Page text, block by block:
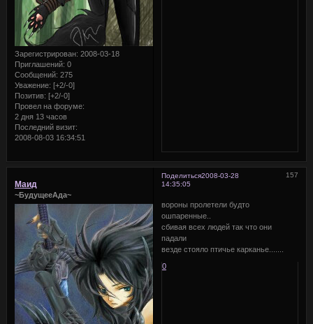
Зарегистрирован: 2008-03-18
Приглашений: 0
Сообщений: 275
Уважение: [+2/-0]
Позитив: [+2/-0]
Провел на форуме:
2 дня 13 часов
Последний визит:
2008-08-03 16:34:51
Поделиться 157
2008-03-28
14:35:05
Маид
~БудущееАда~
вороны пролетели будто
ошпаренные..
сбивая всех людей так что они
падали
везде стояло птичье карканье.......
0